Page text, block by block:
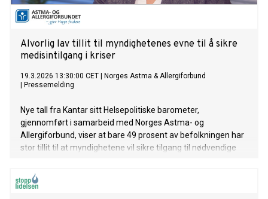
Alvorlig lav tillit til myndighetenes evne til å sikre
medisintilgang i kriser
19.3.2026 13:30:00 CET
Norges Astma & Allergiforbund
Pressemelding
Nye tall fra Kantar sitt Helsepolitiske barometer,
gjennomført i samarbeid med Norges Astma- og
Allergiforbund, viser at bare 49 prosent av befolkningen har
stor tillit til at myndighetene vil sikre tilgang til nødvendige
like mange – 44 prosent – at de har liten tillit.